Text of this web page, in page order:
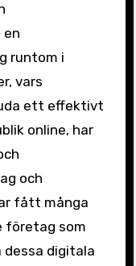
runtom i
vars
ett effektivt
online, har
och
fått många
företag som
digitala